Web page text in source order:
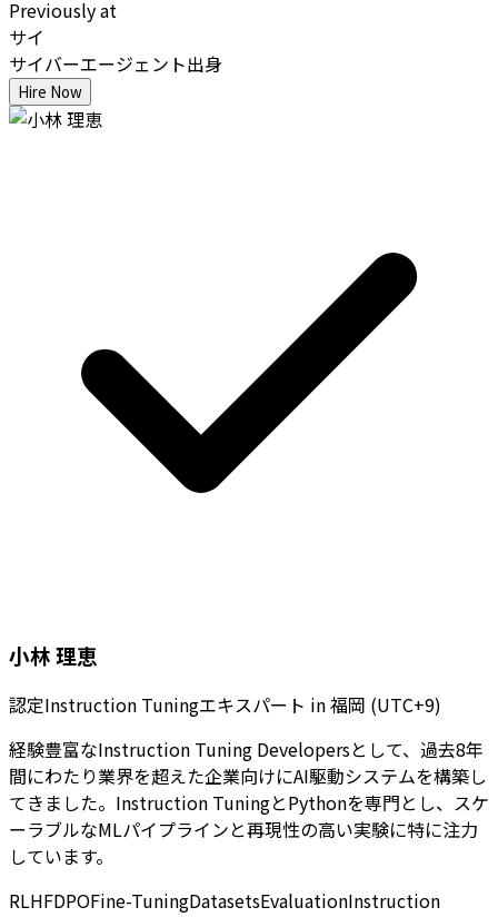
Previously at
サイ
サイバーエージェント出身
Hire Now
小林 理恵
認定Instruction Tuningエキスパート in福岡 (UTC+9)
経験豊富なInstruction Tuning Developersとして、過去8年
間にわたり業界を超えた企業向けにAI駆動システムを構築し
てきました。Instruction TuningとPythonを専門とし、スケ
ーラブルなMLパイプラインと再現性の高い実験に特に注力
しています。
RLHFDPOFine-TuningDatasetsEvaluationInstruction